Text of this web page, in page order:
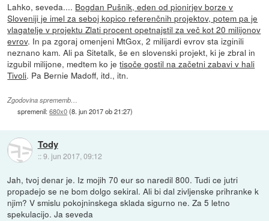
Lahko, seveda.... Bogdan Pušnik, eden od pionirjev borze v
Sloveniji je imel za seboj kopico referenčnih projektov, potem pa je
vlagatelje v projektu Zlati procent opetnajstil za več kot 20 milijonov
evrov. In pa zgoraj omenjeni MtGox, 2 milijardi evrov sta izginili
neznano kam. Ali pa Sitetalk, še en slovenski projekt, ki je zbral in
izgubil milijone, medtem ko jetisoče gostil na začetni zabavi v hali
Tivoli. Pa Bernie Madoff, itd., itn.
Zgodovina sprememb…
spremenil:680x0(8. jun 2017 ob 21:27)
Tody
::9. jun 2017, 09:12
Jah, tvoj denar je. Iz mojih 70 eur so naredil 800. Tudi ce jutri
propadejo se ne bom dolgo sekiral. Ali bi dal zivljenske prihranke k
njim? V smislu pokojninskega sklada sigurno ne. Za 5 letno
spekulacijo. Ja seveda